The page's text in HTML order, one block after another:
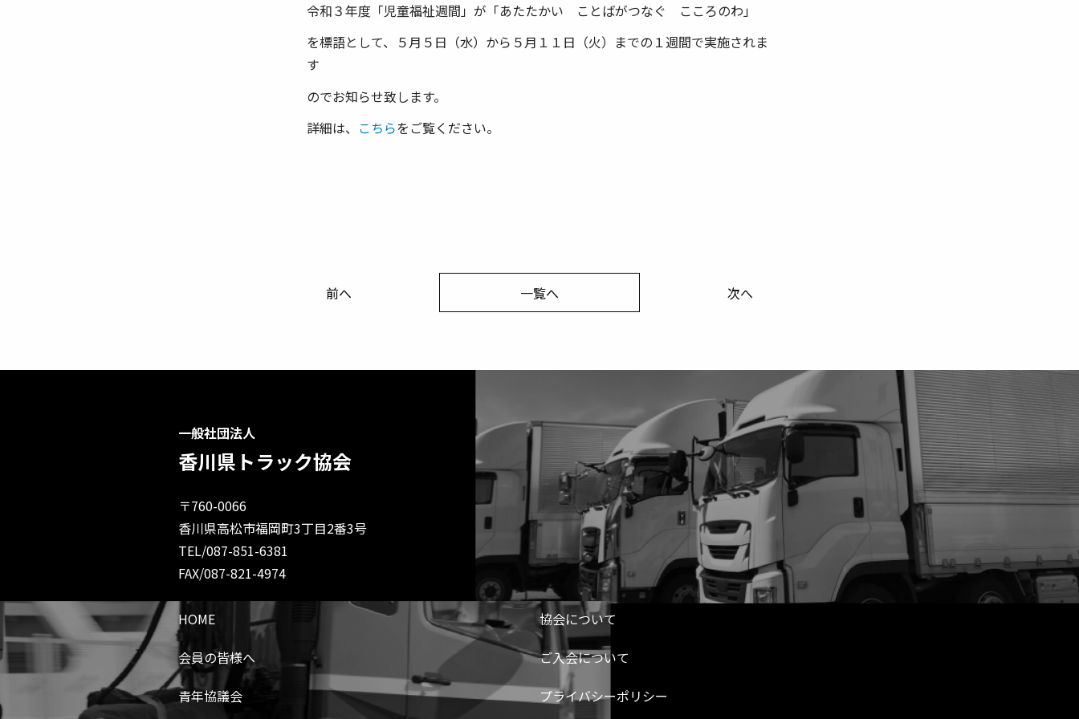
令和３年度「児童福祉週間」が「あたたかい ことばがつなぐ こころのわ」
を標語として、５月５日（水）から５月１１日（火）までの１週間で実施されま
す
のでお知らせ致します。
詳細は、 こちらをご覧ください。
前へ 一覧へ 次へ
一般社団法人
香川県トラック協会
〒760-0066
香川県高松市福岡町3丁目2番3号
TEL/087-851-6381
FAX/087-821-4974
HOME
協会について
会員の皆様へ
ご入会について
青年協議会
プライバシーポリシー